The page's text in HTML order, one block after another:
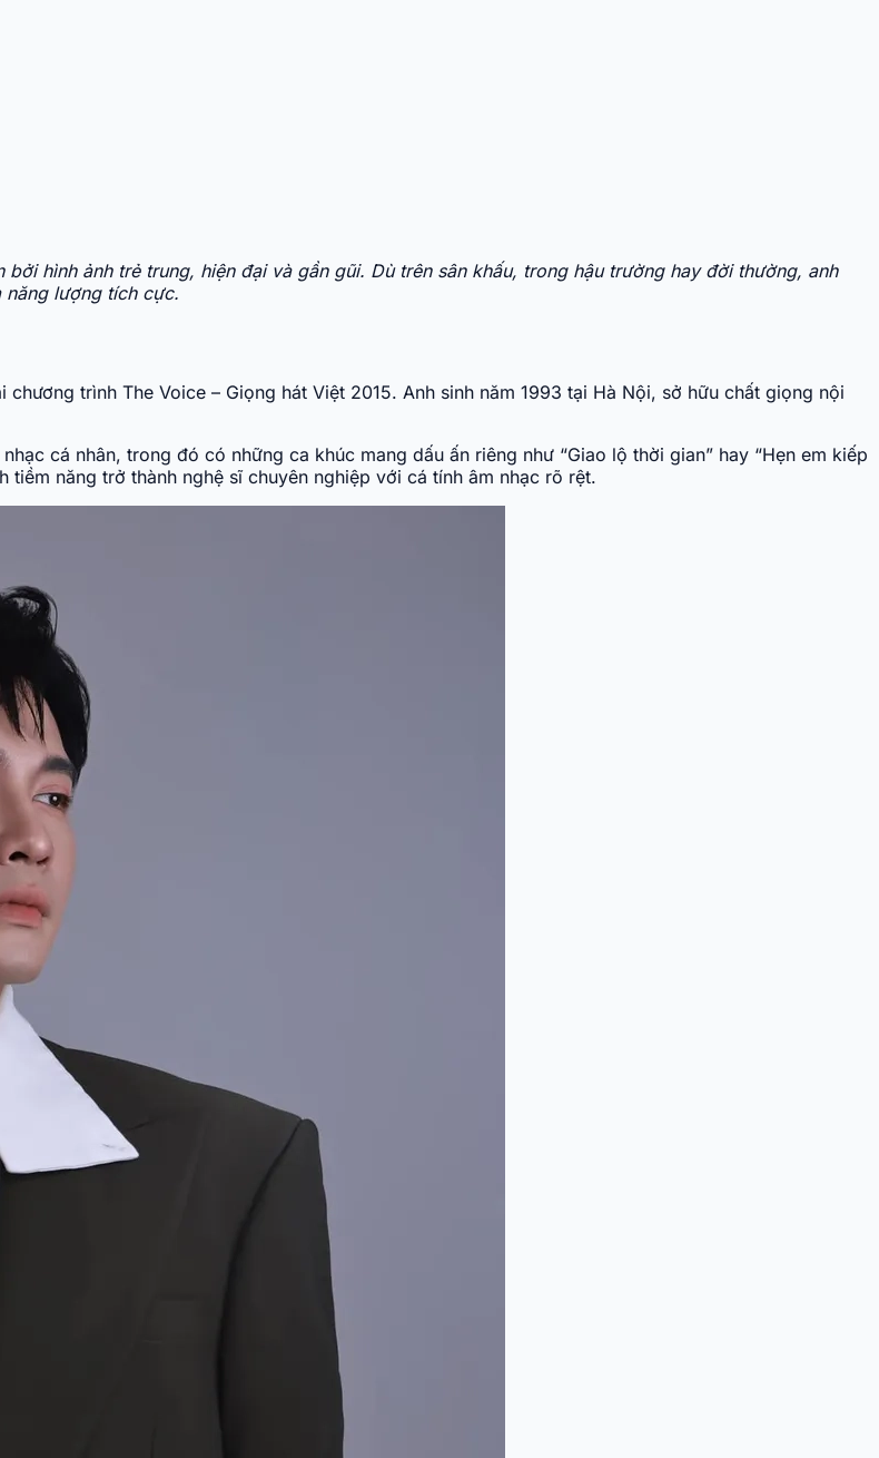
hình ảnh trẻ trung, hiện đại và gần gũi. Dù trên sân khấu, trong hậu trường hay đời thường, anh
năng lượng tích cực.
trình The Voice – Giọng hát Việt 2015. Anh sinh năm 1993 tại Hà Nội, sở hữu chất giọng nội
cá nhân, trong đó có những ca khúc mang dấu ấn riêng như “Giao lộ thời gian” hay “Hẹn em kiếp
tiềm năng trở thành nghệ sĩ chuyên nghiệp với cá tính âm nhạc rõ rệt.